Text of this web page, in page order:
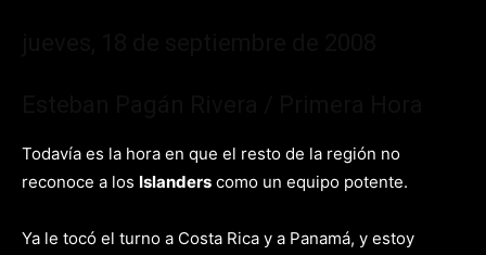
Todavía es la hora en que el resto de la región no
reconoce a los Islanders como un equipo potente.
Ya le tocó el turno a Costa Rica y a Panamá, y estoy